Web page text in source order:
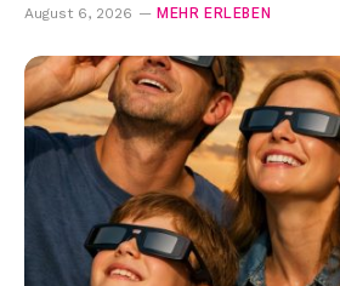
August 6, 2026 MEHR ERLEBEN